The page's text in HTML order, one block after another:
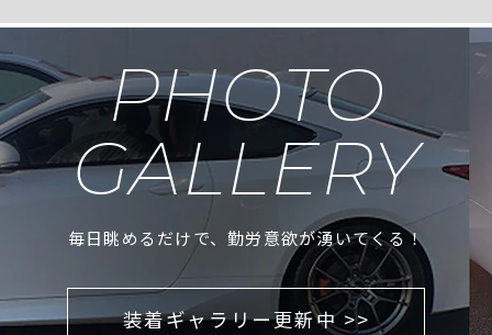
PHOTO
GALLERY
毎日眺めるだけで、勤労意欲が湧いてくる！
装着ギャラリー更新中 >>